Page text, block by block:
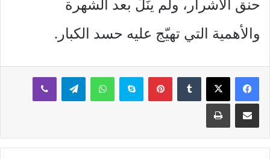
حنق الأشرار، ولم ينَلْ بعد الشهرة
والأهمية التي تهيّج عليه حسد الكبار.
بينتيريستسكايب واتساب تيلقرام ڤايبر
مشاركة عبر البريد طباعة